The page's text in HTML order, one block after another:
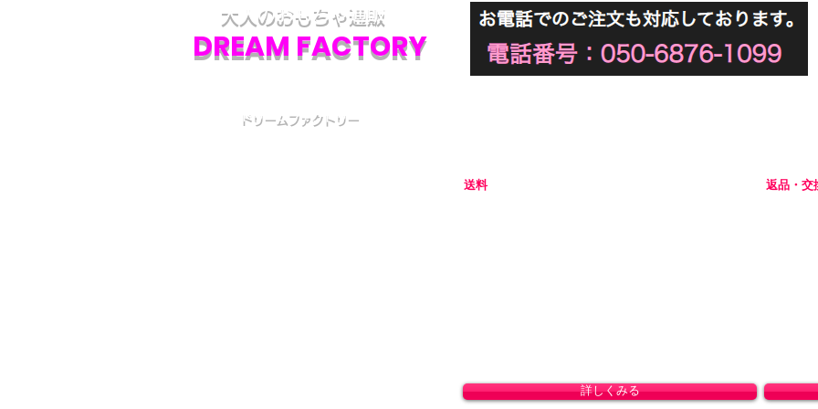
大人のおもちゃ通販
DREAM FACTORY
ドリームファクトリー
送料 返品・交
詳しくみる